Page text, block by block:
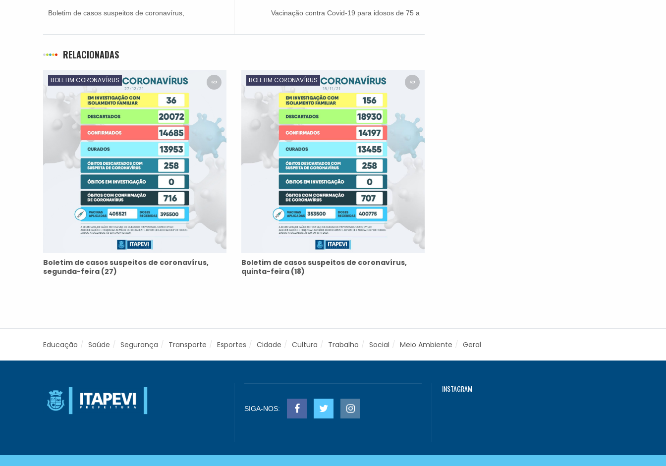
Boletim de casos suspeitos de coronavírus,
Vacinação contra Covid-19 para idosos de 75 a
RELACIONADAS
BOLETIM CORONAVÍRUS
Boletim de casos suspeitos de coronavírus,
segunda-feira (27)
BOLETIM CORONAVÍRUS
Boletim de casos suspeitos de coronavírus,
quinta-feira (18)
Educação Saúde Segurança Transporte Esportes Cidade Cultura Trabalho Social Meio Ambiente Geral
SIGA-NOS:
INSTAGRAM